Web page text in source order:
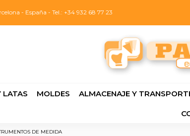
- España - Tel.: +34 932 68 77 23
LATAS MOLDES ALMACENAJE Y
DE MEDIDA